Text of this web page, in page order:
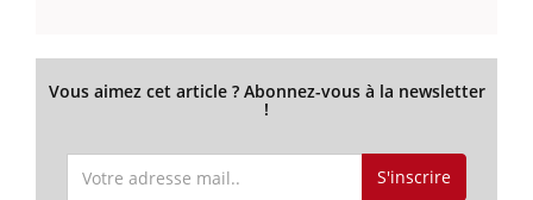
Vous aimez cet article ? Abonnez-vous à la newsletter
!
S'inscrire